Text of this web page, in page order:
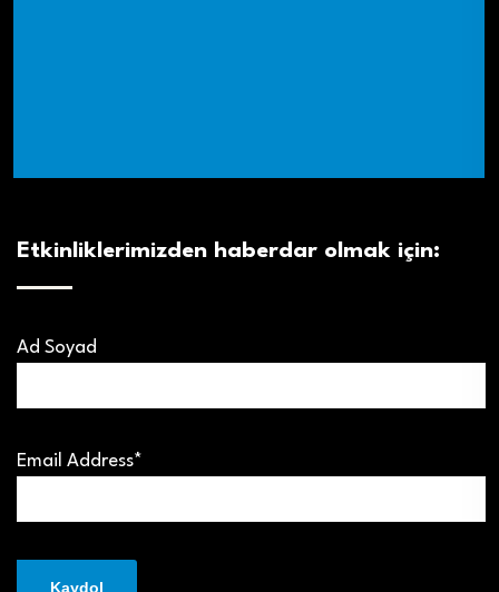
Etkinliklerimizden haberdar olmak için:
Ad Soyad
Email Address*